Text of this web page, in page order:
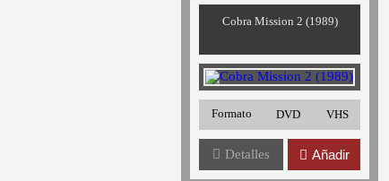
Cobra Mission 2 (1989)
Formato DVD VHS
Detalles Añadir